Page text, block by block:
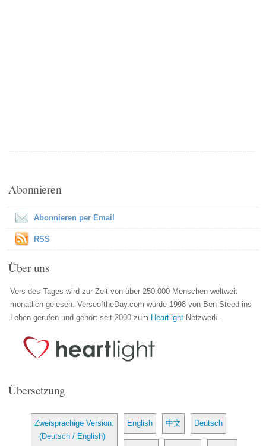
Abonnieren
Abonnieren per Email
RSS
Über uns
Vers des Tages wird zur Zeit von über 250.000 Menschen weltweit
monatlich gelesen. VerseoftheDay.com wurde 1998 von Ben Steed ins
Leben gerufen und gehört seit 2000 zum Heartlight-Netzwerk.
Übersetzung
Zweisprachige Version:
(Deutsch / English)
English 中文 Deutsch